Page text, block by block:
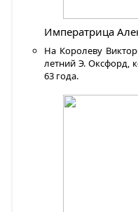
Императрица
На Королеву
летний Э. Оксфорд,
63 года.